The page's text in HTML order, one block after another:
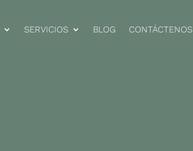
SERVICIOS BLOG CONTÁCTENOS